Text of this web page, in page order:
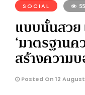
SOCIAL
แบบนั้นสวย
‘มาตรฐาน
สร้างความ
Posted On 12